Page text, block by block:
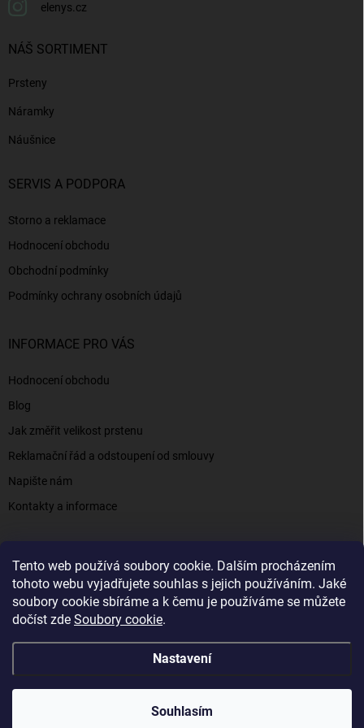
Tento web používá soubory cookie. Dalším procházením
tohoto webu vyjadřujete souhlas s jejich používáním. Jaké
soubory cookie sbíráme a k čemu je používáme se můžete
dočíst zde Soubory cookie.
Nastavení
Souhlasím
elenys.cz
NÁŠ SORTIMENT
Prsteny
Náramky
Náušnice
SERVIS A PODPORA
Storno a reklamace
Hodnocení obchodu
Obchodní podmínky
Podmínky ochrany osobních údajů
INFORMACE PRO VÁS
Hodnocení obchodu
Blog
Jak změřit velikost prstenu
Reklamační řád a odstoupení od smlouvy
Napište nám
Kontakty a informace
Elenys.cz - šperky, kterým věříte už od roku 2016
Vytvořil Shoptet